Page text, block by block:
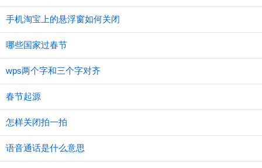
手机淘宝上的悬浮窗如何关闭
哪些国家过春节
wps两个字和三个字对齐
春节起源
怎样关闭拍一拍
语音通话是什么意思